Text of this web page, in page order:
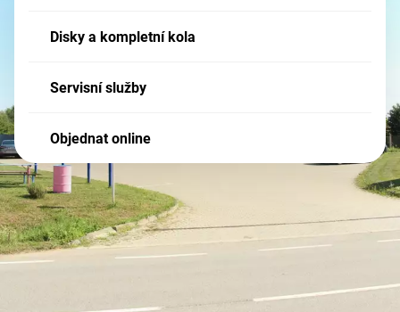
formu POPTÁVKY - po jejím odeslání, budete naším Partnerem kontaktováni!
Disky a kompletní kola
Servisní služby
Objednat online